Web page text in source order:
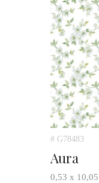
# G78483
Aura
0,53 х